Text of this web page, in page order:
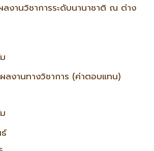
ลงานวิชาการระดับนานาชาติ ณ ต่าง
ลงานทางวิชาการ (ค่าตอบแทน)